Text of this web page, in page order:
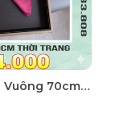
Khăn Phụ Kiện Lụa Vuông 70cm - Thế Giới Khăn Đẹp C1062_3